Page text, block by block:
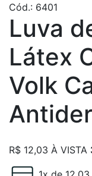
Cód.: 6401
Luva
Látex
Volk
R$ 12,03 À VISTA